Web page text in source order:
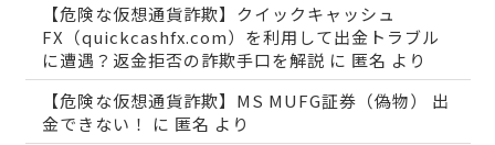
【危険な仮想通貨詐欺】クイックキャッシュ
FX（quickcashfx.com）を利用して出金トラブル
に遭遇？返金拒否の詐欺手口を解説 に 匿名 より
【危険な仮想通貨詐欺】MS MUFG証券（偽物） 出
金できない！
に 匿名 より